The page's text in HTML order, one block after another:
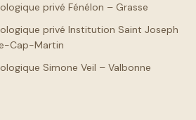
privé Fénélon – Grasse
privé Institution Saint Joseph
Cap-Martin
Simone Veil – Valbonne